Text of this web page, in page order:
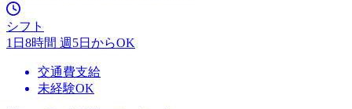
シフト
1日8時間 週5日からOK
交通費支給
未経験OK